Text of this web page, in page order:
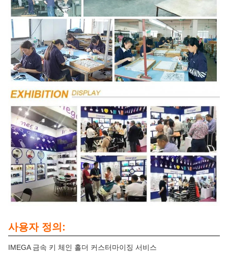
사용자 정의:
IMEGA 금속 키 체인 홀더 커스터마이징 서비스